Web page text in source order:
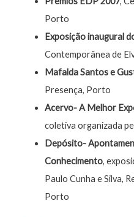
Porto
Exposição inaugural
Contemporânea de
Mafalda Santos e
Presença, Porto
Acervo- A Melhor
coletiva organizada
Depósito-
Conhecimento,
Paulo Cunha e Silva,
Porto